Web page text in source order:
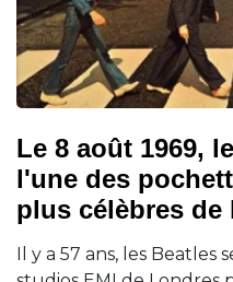
Le 8 août 1969,
l'une des
plus célèbres
Il y a 57 ans, les